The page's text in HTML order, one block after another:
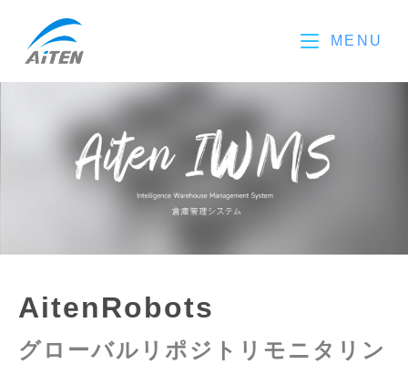
MENU
AitenRobots
グローバルリポジトリモニタリン